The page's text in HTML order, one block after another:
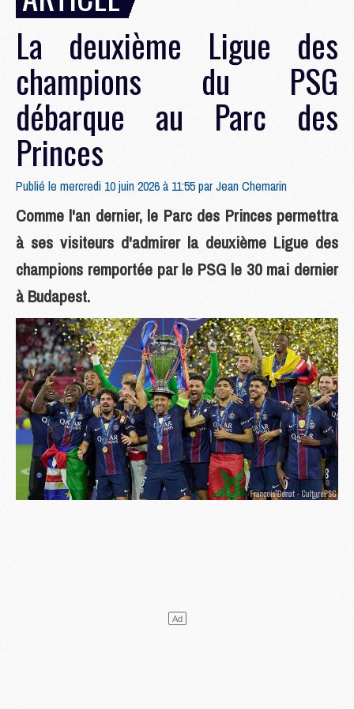
La deuxième Ligue des
champions du PSG
débarque au Parc des
Princes
Publié le mercredi 10 juin 2026 à 11:55 parJean Chemarin
Comme l'an dernier, le Parc des Princes permettra
à ses visiteurs d'admirer la deuxième Ligue des
champions remportée par le PSG le 30 mai dernier
à Budapest.